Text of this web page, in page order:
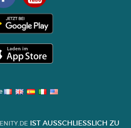
IST AUSSCHLIESSLICH ZU I